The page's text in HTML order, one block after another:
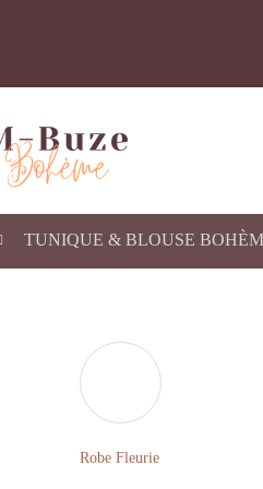
TUNIQUE & BLOUSE
Robe Fleurie